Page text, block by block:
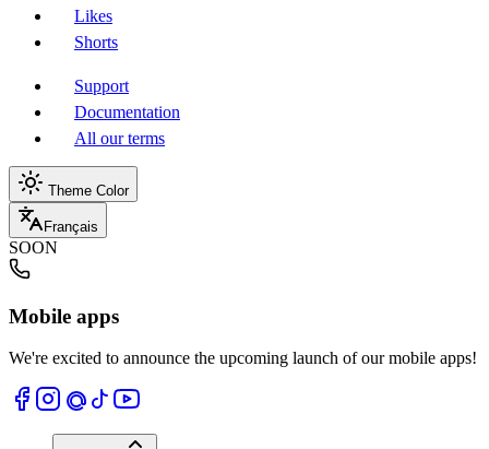
Likes
Shorts
Support
Documentation
All our terms
Theme Color
Français
SOON
Mobile apps
We're excited to announce the upcoming launch of our mobile apps!